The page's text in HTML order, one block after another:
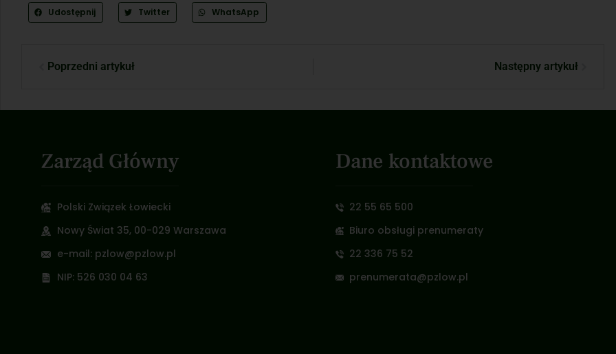
Udostępnij Twitter WhatsApp
Poprzedni artykuł Następny artykuł
Zarząd Główny
Polski Związek Łowiecki
Nowy Świat 35, 00-029 Warszawa
e-mail: pzlow@pzlow.pl
NIP: 526 030 04 63
Dane kontaktowe
22 55 65 500
Biuro obsługi prenumeraty
22 336 75 52
prenumerata@pzlow.pl